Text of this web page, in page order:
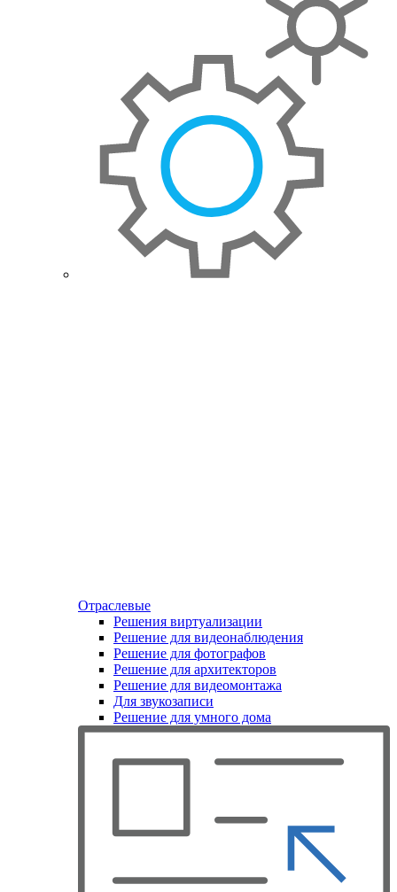
Отраслевые
Решения виртуализации
Решение для видеонаблюдения
Решение для фотографов
Решение для архитекторов
Решение для видеомонтажа
Для звукозаписи
Решение для умного дома